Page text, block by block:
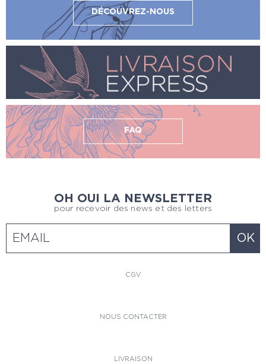
DÉCOUVREZ-NOUS
FAQ
OH OUI LA NEWSLETTER
pour recevoir des news et des letters
CGV
NOUS CONTACTER
LIVRAISON